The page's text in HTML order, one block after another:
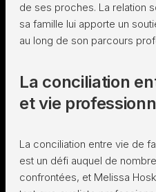
de ses proches. La relation
sa famille lui apporte un
au long de son parcours
La conciliation
et vie
La conciliation entre vie de
est un défi auquel de
confrontées, et Melissa